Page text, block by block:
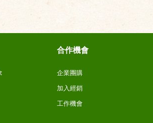
合作機會
企業團購
加入經銷
工作機會